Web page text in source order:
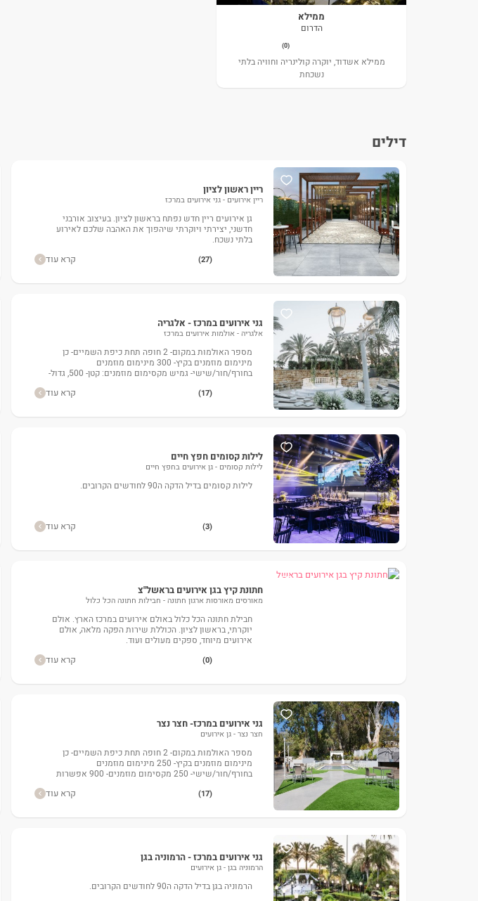
ממילא
הדרום
(0)
ממילא אשדוד, יוקרה קולינריה וחוויה בלתי
נשכחת
דילים
ריין ראשון לציון
ריין אירועים - גני אירועים במרכז
גן אירועים ריין חדש נפתח בראשון לציון. בעיצוב אורבני
חדשני, יצירתי ויוקרתי​ שיהפוך את האהבה שלכם לאירוע
בלתי נשכח.
(27) קרא עוד
גני אירועים במרכז - אלגריה
אלגריה - אולמות אירועים במרכז
מספר האולמות במקום- 2 חופה תחת כיפת השמיים- כן
מינימום מוזמנים בקיץ- 300 מינימום מוזמנים
בחורף/חור/שישי- גמיש מקסימום מוזמנים: קטן- 500, גדול-
(17) קרא עוד
לילות קסומים חפץ חיים
לילות קסומים - גן אירועים בחפץ חיים
לילות קסומים בדיל הדקה ה90 לחודשים הקרובים.
(3) קרא עוד
חתונת קיץ בגן אירועים בראשל"צ
מאורסים מאורסות ארגון חתונה - חבילות חתונה הכל כלול
חבילת חתונה הכל כלול באולם אירועים במרכז הארץ. אולם
יוקרתי, בראשון לציון. הכוללת שירות הפקה מלאה, אולם
אירועים מיוחד, ספקים מעולים ועוד.
(0) קרא עוד
גני אירועים במרכז- חצר נצר
חצר נצר - גן אירועים
מספר האולמות במקום- 2 חופה תחת כיפת השמיים- כן
מינימום מוזמנים בקיץ- 250 מינימום מוזמנים
בחורף/חור/שישי- 250 מקסימום מוזמנים- 900 אפשרות
(17) קרא עוד
גני אירועים במרכז - הרמוניה בגן
הרמוניה בגן - גן אירועים
הרמוניה בגן בדיל הדקה ה90 לחודשים הקרובים.